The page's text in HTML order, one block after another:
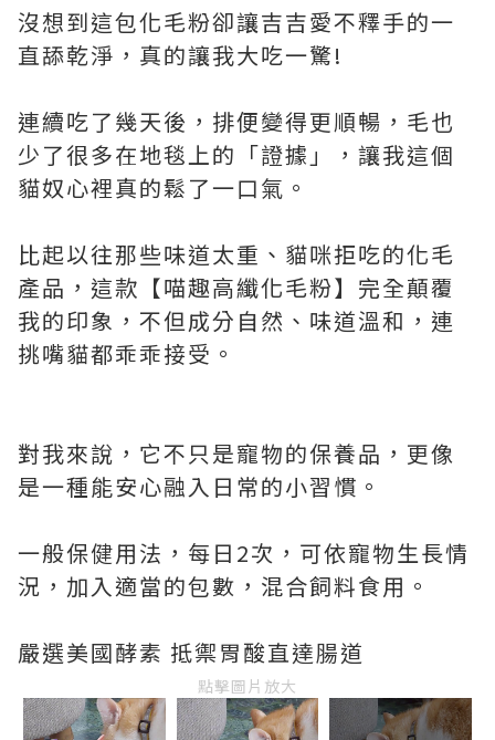
沒想到這包化毛粉卻讓吉吉愛不釋手的一
直舔乾淨，真的讓我大吃一驚!
連續吃了幾天後，排便變得更順暢，毛也
少了很多在地毯上的「證據」，讓我這個
貓奴心裡真的鬆了一口氣。
比起以往那些味道太重、貓咪拒吃的化毛
產品，這款【喵趣高纖化毛粉】完全顛覆
我的印象，不但成分自然、味道溫和，連
挑嘴貓都乖乖接受。
對我來說，它不只是寵物的保養品，更像
是一種能安心融入日常的小習慣。
一般保健用法，每日2次，可依寵物生長情
況，加入適當的包數，混合飼料食用。
嚴選美國酵素 抵禦胃酸直達腸道
點擊圖片放大